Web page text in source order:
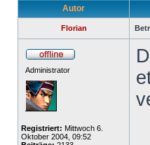
Autor
Florian
Administrator
Registriert: Mittwoch 6.
Oktober 2004, 09:52